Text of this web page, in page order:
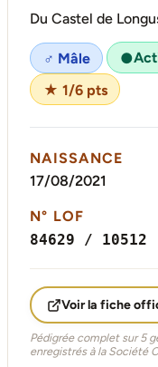
Du Castel de
♂ Mâle ●
★ 1/6 pts
NAISSANCE
17/08/2021
N° LOF
84629 / 10512
Voir la fiche
Pédigrée complet sur 5
enregistrés à la Société